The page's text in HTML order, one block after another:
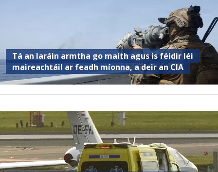
Tá an Iaráin armtha go maith agus is féidir léi
maireachtáil ar feadh míonna, a deir an CIA